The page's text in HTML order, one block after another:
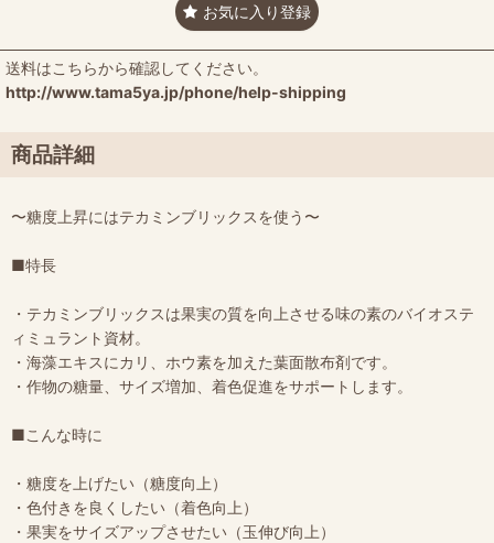
お気に入り登録
送料はこちらから確認してください。
http://www.tama5ya.jp/phone/help-shipping
商品詳細
〜糖度上昇にはテカミンブリックスを使う〜
■特長
・テカミンブリックスは果実の質を向上させる味の素のバイオステ
ィミュラント資材。
・海藻エキスにカリ、ホウ素を加えた葉面散布剤です。
・作物の糖量、サイズ増加、着色促進をサポートします。
■こんな時に
・糖度を上げたい（糖度向上）
・色付きを良くしたい（着色向上）
・果実をサイズアップさせたい（玉伸び向上）